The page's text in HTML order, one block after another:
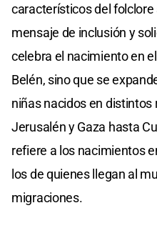
característicos del
mensaje de inclusión y
celebra el nacimiento en
Belén, sino que se
niñas nacidos en
Jerusalén y Gaza hasta
refiere a los nacimientos
los de quienes llegan al
migraciones.